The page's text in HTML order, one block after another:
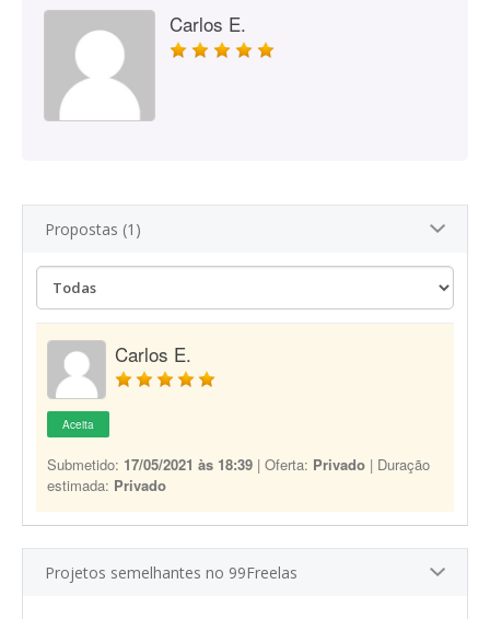
Carlos E.
Propostas (1)
Carlos E.
Aceita
Submetido: 17/05/2021 às 18:39 | Oferta: Privado | Duração
estimada: Privado
Projetos semelhantes no 99Freelas